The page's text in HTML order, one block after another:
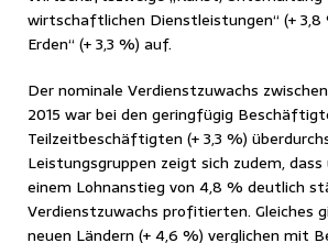
wirtschaftlichen Dienstleistungen“ (+ 3,8
Erden“ (+ 3,3 %) auf.
Der nominale Verdienstzuwachs
2015 war bei den geringfügig
Teilzeitbeschäftigten (+ 3,3 %)
Leistungsgruppen zeigt sich zudem,
einem Lohnanstieg von 4,8 % deutlich
Verdienstzuwachs profitierten. Gleiches
neuen Ländern (+ 4,6 %) verglichen mit